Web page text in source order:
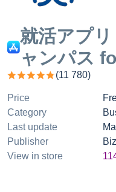
Resources
Pricing
就活アプ
ャンパス
(11 780)
Price
Category
Last update
Publisher
View in store